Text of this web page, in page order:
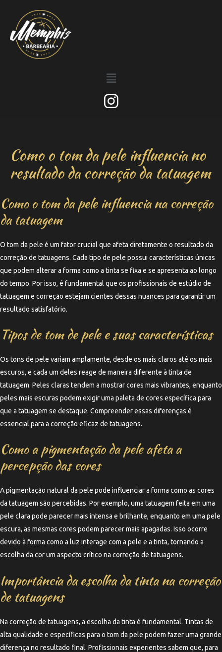
Como o tom da pele influencia no
resultado da correção da tatuagem
Como o tom da pele influencia na correção
da tatuagem
O tom da pele é um fator crucial que afeta diretamente o resultado da
correção de tatuagens. Cada tipo de pele possui características únicas
que podem alterar a forma como a tinta se fixa e se apresenta ao longo
do tempo. Por isso, é fundamental que os profissionais de estúdio de
tatuagem e correção estejam cientes dessas nuances para garantir um
resultado satisfatório.
Tipos de tom de pele e suas características
Os tons de pele variam amplamente, desde os mais claros até os mais
escuros, e cada um deles reage de maneira diferente à tinta de
tatuagem. Peles claras tendem a mostrar cores mais vibrantes, enquanto
peles mais escuras podem exigir uma paleta de cores específica para
que a tatuagem se destaque. Compreender essas diferenças é
essencial para a correção eficaz de tatuagens.
Como a pigmentação da pele afeta a
percepção das cores
A pigmentação natural da pele pode influenciar a forma como as cores
da tatuagem são percebidas. Por exemplo, uma tatuagem feita em uma
pele clara pode parecer mais intensa e brilhante, enquanto em uma pele
escura, as mesmas cores podem parecer mais apagadas. Isso ocorre
devido à forma como a luz interage com a pele e a tinta, tornando a
escolha da cor um aspecto crítico na correção de tatuagens.
Importância da escolha da tinta na correção
de tatuagens
Na correção de tatuagens, a escolha da tinta é fundamental. Tintas de
alta qualidade e específicas para o tom da pele podem fazer uma grande
diferença no resultado final. Profissionais experientes sabem que, para